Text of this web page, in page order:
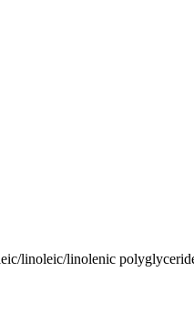
linoleic/linolenic